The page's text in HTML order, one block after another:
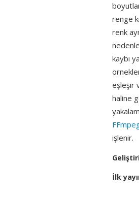
renge
renk
kaybı
eşleşir
haline
işlenir.
İlk